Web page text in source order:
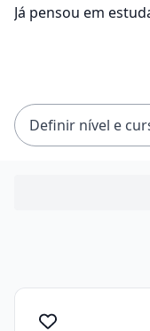
Já pensou em
Definir nível e